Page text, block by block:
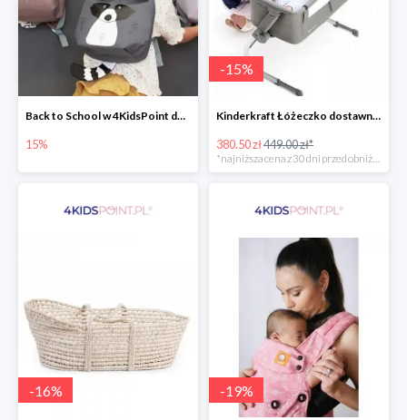
Back to School w 4KidsPoint do -15%
15%
-15%
Kinderkraft Łóżeczko dostawne aluminiowe Uno 2w1
380.50 zł449.00 zł*
*najniższa cena z 30 dni przed obniżką
-16% -19%